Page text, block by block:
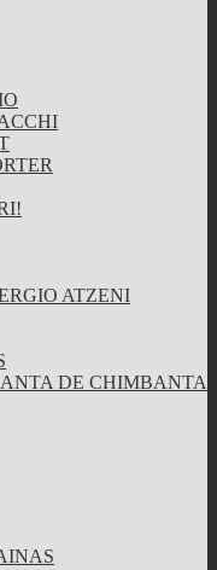
ATZENI
DE CHIMBANTA